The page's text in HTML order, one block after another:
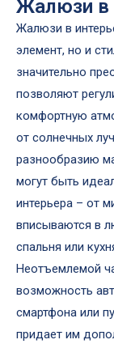
Жалюзи в
Жалюзи в
элемент, но и
значительно
позволяют
комфортную
от солнечных
разнообразию
могут быть
интерьера – от
вписываются в
спальня или
Неотъемлемой
возможность
смартфона или
придает им